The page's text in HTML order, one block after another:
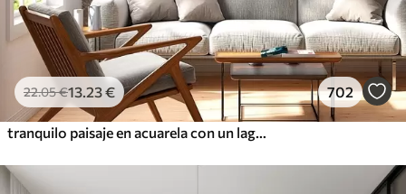
22.05€13 .23€ 702